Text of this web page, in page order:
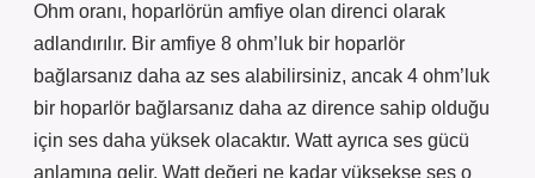
Ohm oranı, hoparlörün amfiye olan direnci olarak
adlandırılır. Bir amfiye 8 ohm’luk bir hoparlör
bağlarsanız daha az ses alabilirsiniz, ancak 4 ohm’luk
bir hoparlör bağlarsanız daha az dirence sahip olduğu
için ses daha yüksek olacaktır. Watt ayrıca ses gücü
anlamına gelir. Watt değeri ne kadar yüksekse ses o